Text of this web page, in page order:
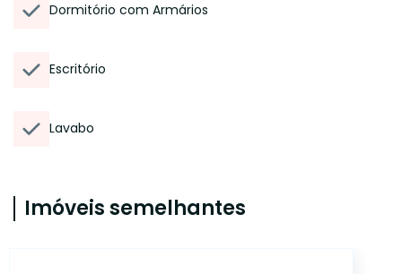
Dormitório com Armários
Escritório
Lavabo
Imóveis semelhantes